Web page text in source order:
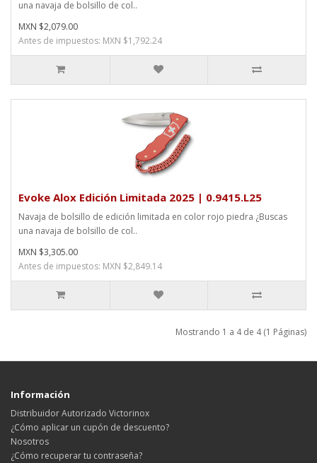
una navaja de bolsillo de col..
MXN $2,079.00
Antes de impuestos: MXN $1,792.24
Evoke Alox Edición Limitada 2025 | 0.9415.L25
Navaja de bolsillo de edición limitada en color rojo piedra ¿Buscas
una navaja de bolsillo de col..
MXN $3,305.00
Antes de impuestos: MXN $2,849.14
Mostrando 1 a 4 de 4 (1 Páginas)
Información
Distribuidor Autorizado Victorinox
¿Cómo aplicar un cupón de descuento?
Nosotros
¿Cómo recuperar tu contraseña?